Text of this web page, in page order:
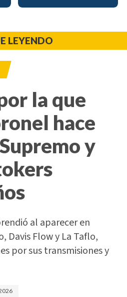
LEYENDO
la que
hace
y
al aparecer en
Davis Flow y La Taflo,
por sus transmisiones y